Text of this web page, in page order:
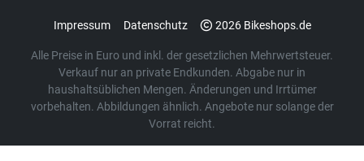
Impressum Datenschutz 2026 Bikeshops.de
Alle Preise in Euro und inkl. der gesetzlichen Mehrwertsteuer.
Verkauf nur an private Endkunden. Abgabe nur in
haushaltsüblichen Mengen. Änderungen und Irrtümer
vorbehalten. Abbildungen ähnlich. Angebote nur solange der
Vorrat reicht.